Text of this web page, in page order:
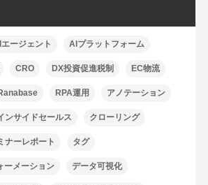
ージェント AIプラットフォーム
CRO DX投資促進税制 EC物流
RPA運用 アノテーション
ンサイドセールス クローリング
ナーレポート タグ
ーメーション データ可視化